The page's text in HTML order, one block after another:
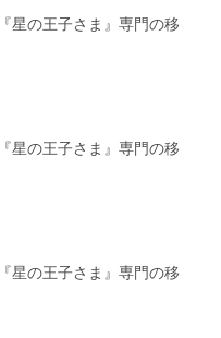
にてお
報、
関する
情報な
す
（メー
す。
小惑星
関する
本 ま
捗報
告、移
しょ
う！
す。小
惑星の
様の選
書のセ
星の王子さま』専門の移
星の王子さま』専門の移
星の王子さま』専門の移